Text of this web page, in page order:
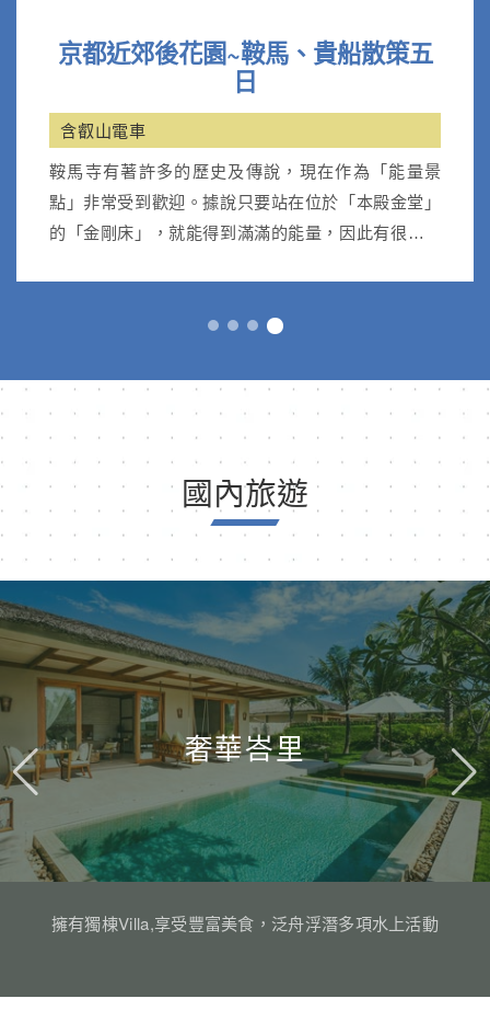
京都近郊後花園~鞍馬、貴船散策五
日
含叡山電車
鞍馬寺有著許多的歷史及傳說，現在作為「能量景
點」非常受到歡迎。據說只要站在位於「本殿金堂」
的「金剛床」，就能得到滿滿的能量，因此有很多人
國內旅遊
奢華峇里
擁有獨棟Villa,享受豐富美食，泛舟浮潛多項水上活動